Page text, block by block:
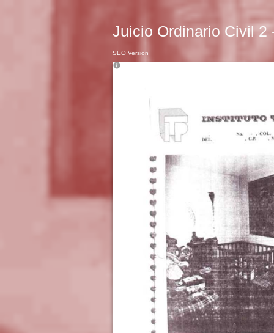
Juicio Ordinario Civil 2
SEO Version